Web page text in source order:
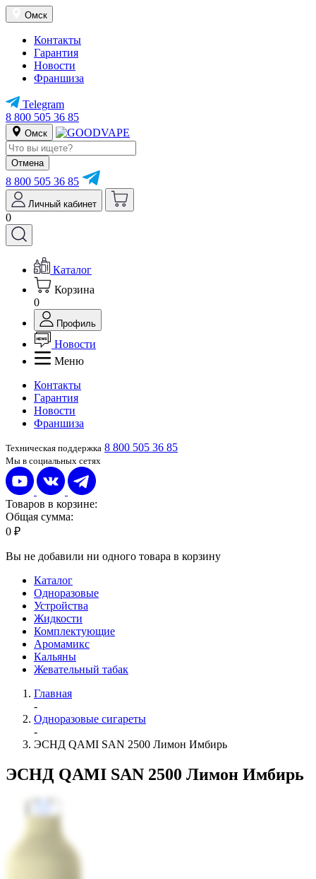
Омск
Контакты
Гарантия
Новости
Франшиза
Telegram
8 800 505 36 85
Омск
Отмена
8 800 505 36 85
Личный кабинет
0
Каталог
Корзина
0
Профиль
Новости
Меню
Контакты
Гарантия
Новости
Франшиза
Техническая поддержка 8 800 505 36 85
Мы в социальных сетях
Товаров в корзине:
Общая сумма:
0 ₽
Вы не добавили ни одного товара в корзину
Каталог
Одноразовые
Устройства
Жидкости
Комплектующие
Аромамикс
Кальяны
Жевательный табак
Главная
-
Одноразовые сигареты
-
ЭСНД QAMI SAN 2500 Лимон Имбирь
ЭСНД QAMI SAN 2500 Лимон Имбирь